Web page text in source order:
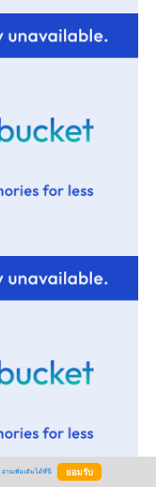
อ่านเพิ่มเติมได้ที่นี่